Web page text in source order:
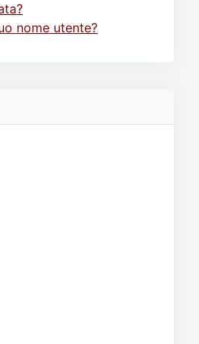
nome utente?